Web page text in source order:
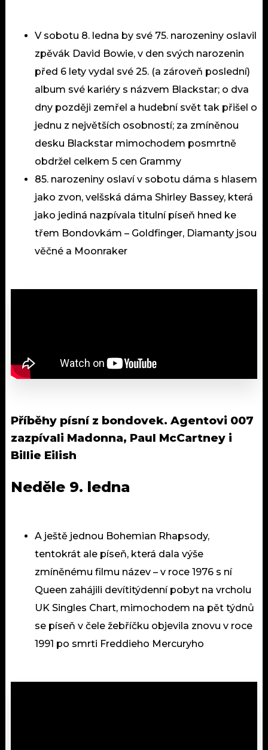
V sobotu 8. ledna by své 75. narozeniny oslavil
zpěvák David Bowie, v den svých narozenin
před 6 lety vydal své 25. (a zároveň poslední)
album své kariéry s názvem Blackstar; o dva
dny později zemřel a hudební svět tak přišel o
jednu z největších osobností; za zmíněnou
desku Blackstar mimochodem posmrtně
obdržel celkem 5 cen Grammy
85. narozeniny oslaví v sobotu dáma s hlasem
jako zvon, velšská dáma Shirley Bassey, která
jako jediná nazpívala titulní píseň hned ke
třem Bondovkám – Goldfinger, Diamanty jsou
věčné a Moonraker
Příběhy písní z bondovek. Agentovi 007
zazpívali Madonna, Paul McCartney i
Billie Eilish
Neděle 9. ledna
A ještě jednou Bohemian Rhapsody,
tentokrát ale píseň, která dala výše
zmíněnému filmu název – v roce 1976 s ní
Queen zahájili devítitýdenní pobyt na vrcholu
UK Singles Chart, mimochodem na pět týdnů
se píseň v čele žebříčku objevila znovu v roce
1991 po smrti Freddieho Mercuryho